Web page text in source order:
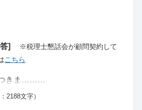
]
※税理士懇話会が顧問契約して
こちら
きま………
2188文字）